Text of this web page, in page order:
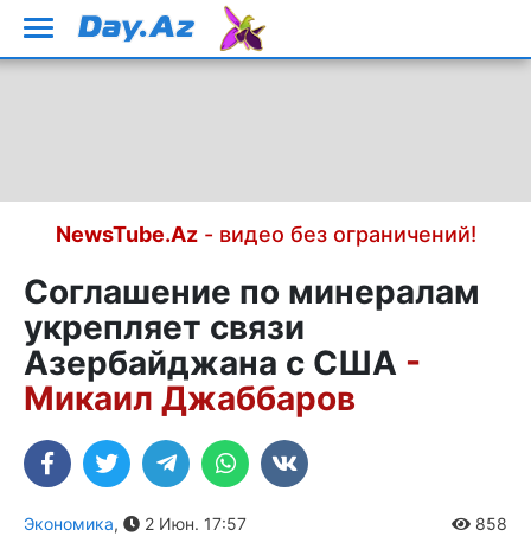
NewsTube.Az- видео без ограничений!
Соглашение по минералам
укрепляет связи
Азербайджана с США -
Микаил Джаббаров
Экономика, 2 Июн. 17:57 858